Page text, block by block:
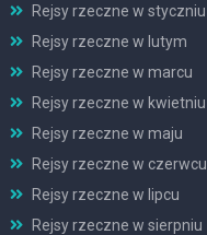
Rejsy rzeczne w styczniu
Rejsy rzeczne w lutym
Rejsy rzeczne w marcu
Rejsy rzeczne w kwietniu
Rejsy rzeczne w maju
Rejsy rzeczne w czerwcu
Rejsy rzeczne w lipcu
Rejsy rzeczne w sierpniu